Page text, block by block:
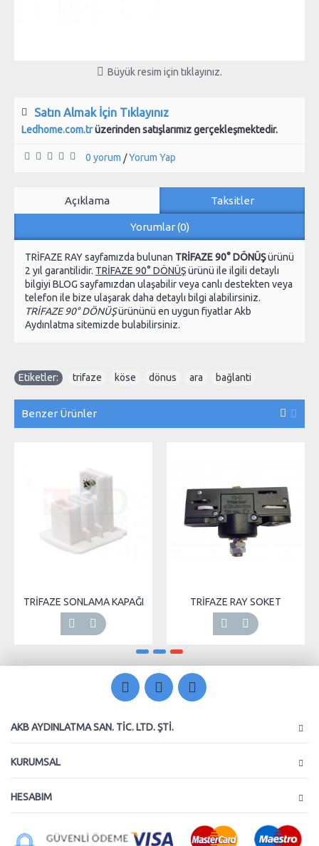
Büyük resim için tıklayınız.
Satın Almak İçin Tıklayınız
Ledhome.com.trüzerinden satışlarımız gerçekleşmektedir.
0 yorum /Yorum Yap
Açıklama Taksitler
Yorumlar (0)
TRİFAZE RAY sayfamızda bulunan TRİFAZE 90° DÖNÜŞürünü
2 yıl garantilidir. TRİFAZE 90° DÖNÜŞürünü ile ilgili detaylı
bilgiyi BLOG sayfamızdan ulaşabilir veya canlı destekten veya
telefon ile bize ulaşarak daha detaylı bilgi alabilirsiniz.
TRİFAZE 90° DÖNÜŞürününü en uygun fiyatlar Akb
Aydınlatma sitemizde bulabilirsiniz.
Etiketler: trifaze köse dönus ara bağlanti
Benzer Ürünler
TRİFAZE SONLAMA KAPAĞI TRİFAZE RAY SOKET
AKB AYDINLATMA SAN. TIC. LTD. ŞTI.
KURUMSAL
HESABIM